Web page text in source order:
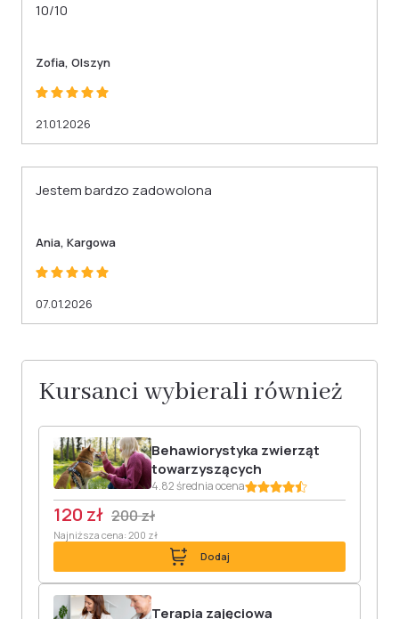
10/10
Zofia, Olszyn
21.01.2026
Jestem bardzo zadowolona
Ania, Kargowa
07.01.2026
Kursanci wybierali również
Behawiorystyka zwierząt
towarzyszących
4.82 średnia ocena
120 zł 200 zł
Najniższa cena: 200 zł
Dodaj
Terapia zajęciowa